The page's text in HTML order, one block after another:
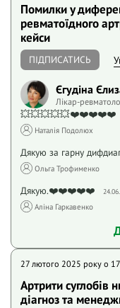
Помилки у
ревматоїдного
кейси
ПІДПИСАТИСЬ
Єгудіна
Лікар-
💥💥💥💥💥❤️❤️❤️❤️❤️
Наталія Подолюх
Дякую за гарну
Ольга Трофименко
Дякую.❤️❤️❤️❤️❤️
Аліна Гаркавенко
27 лютого 2025 року o
Артрити суглобів
діагноз та